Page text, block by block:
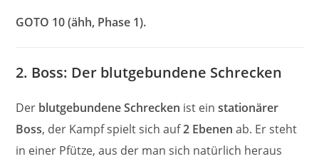
GOTO 10 (ähh, Phase 1).
2. Boss: Der blutgebundene Schrecken
Der blutgebundene Schrecken ist einstationärer
Boss, der Kampf spielt sich auf2 Ebenen ab. Er steht
in einer Pfütze, aus der man sich natürlich heraus